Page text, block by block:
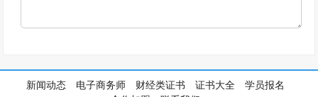
新闻动态 电子商务师 财经类证书 证书大全
学员报名